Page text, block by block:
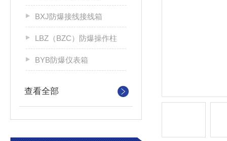
BXJ防爆接线接线箱
LBZ（BZC）防爆操作柱
BYB防爆仪表箱
查看全部